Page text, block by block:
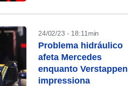
24/02/23 - 18:11min
Problema hidráulico
afeta Mercedes
enquanto Verstappen
impressiona